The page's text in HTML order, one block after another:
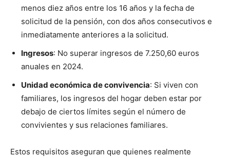
menos diez años entre los 16 años y la fecha de
solicitud de la pensión, con dos años consecutivos e
inmediatamente anteriores a la solicitud.
Ingresos: No superar ingresos de 7.250,60 euros
anuales en 2024.
Unidad económica de convivencia: Si viven con
familiares, los ingresos del hogar deben estar por
debajo de ciertos límites según el número de
convivientes y sus relaciones familiares.
Estos requisitos aseguran que quienes realmente